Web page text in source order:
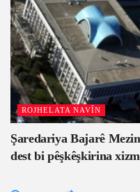
ROJHELATA NAVÎN
Şaredariya Bajarê
dest bi pêşkêşkirina